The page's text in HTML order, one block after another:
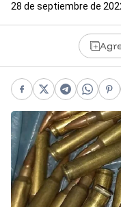
28 de septiembre de
Facebook
X Telegram